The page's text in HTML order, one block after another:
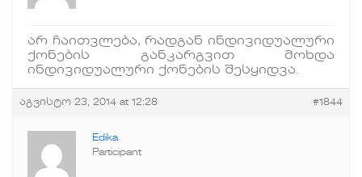
არ ჩაითვლება, რადგან ინდივიდუალური
ქონების განკარგვით მოხდა
ინდივიდუალური ქონების შესყიდვა.
აგვისტო 23, 2014 at 12:28 #1844
Edika
Participant